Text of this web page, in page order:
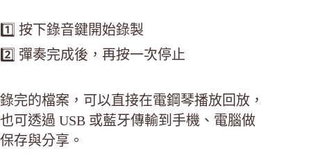
1️⃣ 按下錄音鍵開始錄製
2️⃣ 彈奏完成後，再按一次停止
錄完的檔案，可以直接在電鋼琴播放回放，
也可透過 USB 或藍牙傳輸到手機、電腦做
保存與分享。